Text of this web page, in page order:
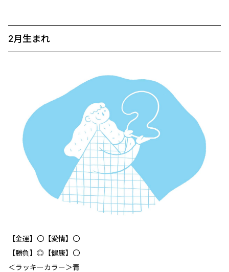
2月生まれ
【金運】〇【愛情】〇
【勝負】◎【健康】〇
＜ラッキーカラー＞青